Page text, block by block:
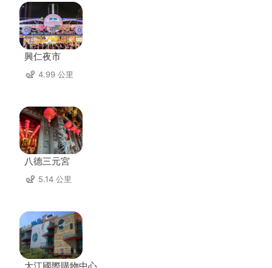
興仁夜市
4.99 公里
八德三元宮
5.14 公里